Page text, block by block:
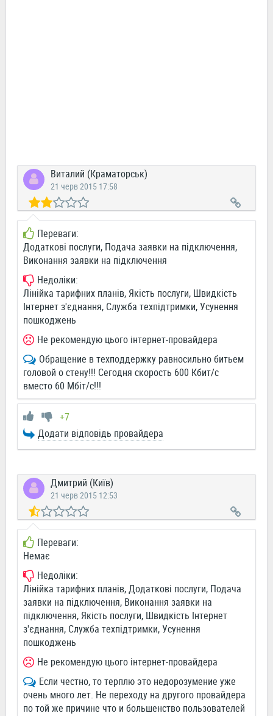
Виталий (Краматорськ)
21 черв 2015 17:58
Переваги:
Додаткові послуги, Подача заявки на підключення,
Виконання заявки на підключення
Недоліки:
Лінійка тарифних планів, Якість послуги, Швидкість
Інтернет з'єднання, Служба техпідтримки, Усунення
пошкоджень
Не рекомендую цього інтернет-провайдера
Обращение в техподдержку равносильно битьем
головой о стену!!! Сегодня скорость 600 Кбит/с
вместо 60 Мбіт/с!!!
+7
Додати відповідь провайдера
Дмитрий (Київ)
21 черв 2015 12:53
Переваги:
Немає
Недоліки:
Лінійка тарифних планів, Додаткові послуги, Подача
заявки на підключення, Виконання заявки на
підключення, Якість послуги, Швидкість Інтернет
з'єднання, Служба техпідтримки, Усунення
пошкоджень
Не рекомендую цього інтернет-провайдера
Если честно, то терплю это недорозумение уже
очень много лет. Не переходу на другого провайдера
по той же причине что и большенство пользователей